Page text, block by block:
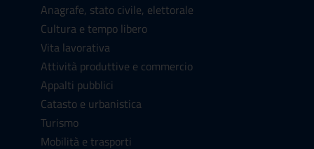
Anagrafe, stato civile, elettorale
Cultura e tempo libero
Vita lavorativa
Attività produttive e commercio
Appalti pubblici
Catasto e urbanistica
Turismo
Mobilità e trasporti